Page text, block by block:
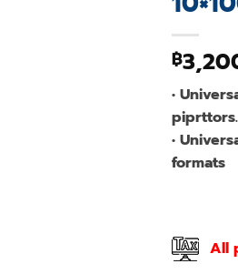
฿
•
piprttors.
•
formats
All